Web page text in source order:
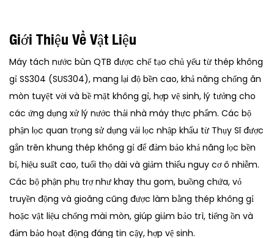
Giới Thiệu Về Vật Liệu
Máy tách nước bùn QTB được chế tạo chủ yếu từ thép không
gỉ SS304 (SUS304), mang lại độ bền cao, khả năng chống ăn
mòn tuyệt vời và bề mặt không gỉ, hợp vệ sinh, lý tưởng cho
các ứng dụng xử lý nước thải nhà máy thực phẩm. Các bộ
phận lọc quan trọng sử dụng vải lọc nhập khẩu từ Thụy Sĩ được
gắn trên khung thép không gỉ để đảm bảo khả năng lọc bền
bỉ, hiệu suất cao, tuổi thọ dài và giảm thiểu nguy cơ ô nhiễm.
Các bộ phận phụ trợ như khay thu gom, buồng chứa, vỏ
truyền động và gioăng cũng được làm bằng thép không gỉ
hoặc vật liệu chống mài mòn, giúp giảm bảo trì, tiếng ồn và
đảm bảo hoạt động đáng tin cậy, hợp vệ sinh.